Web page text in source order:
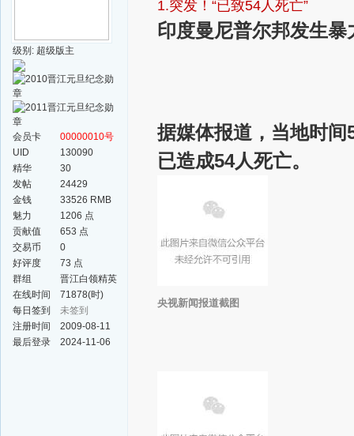
级别: 超级版主
会员卡
00000010号
UID
130090
精华
30
发帖
24429
金钱
33526 RMB
魅力
1206 点
贡献值
653 点
交易币
0
好评度
73 点
群组
晋江白领精英
群
在线时间
71878(时)
每日签到
未签到
注册时间
2009-08-11
最后登录
2024-11-06
1.突发！“已致54人死亡”
印度曼尼普尔邦发生
据媒体报道，当地时
已造成54人死亡。
央视新闻报道截图